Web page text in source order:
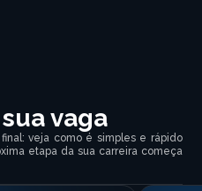
vaga
veja como é simples e rápido
etapa da sua carreira começa